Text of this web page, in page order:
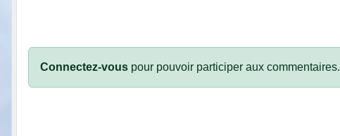
Connectez-vous pour pouvoir participer aux commentaires.